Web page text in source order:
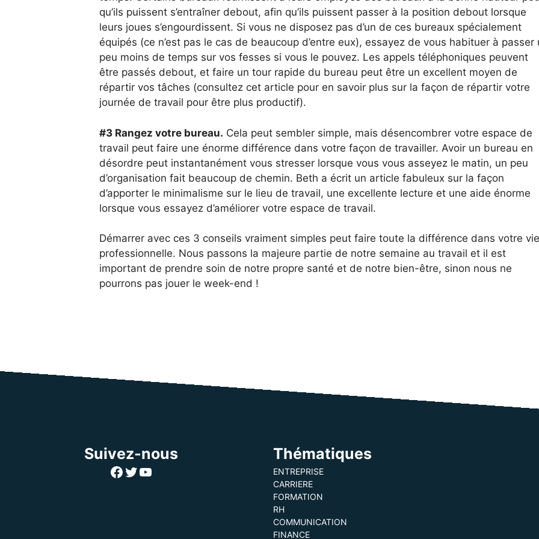
qu’ils puissent s’entraîner debout, afin qu’ils puissent passer à la position debout lorsque
leurs joues s’engourdissent. Si vous ne disposez pas d’un de ces bureaux spécialement
équipés (ce n’est pas le cas de beaucoup d’entre eux), essayez de vous habituer à passer
peu moins de temps sur vos fesses si vous le pouvez. Les appels téléphoniques peuvent
être passés debout, et faire un tour rapide du bureau peut être un excellent moyen de
répartir vos tâches (consultez cet article pour en savoir plus sur la façon de répartir votre
journée de travail pour être plus productif).
#3 Rangez votre bureau. Cela peut sembler simple, mais désencombrer votre espace de
travail peut faire une énorme différence dans votre façon de travailler. Avoir un bureau en
désordre peut instantanément vous stresser lorsque vous vous asseyez le matin, un peu
d’organisation fait beaucoup de chemin. Beth a écrit un article fabuleux sur la façon
d’apporter le minimalisme sur le lieu de travail, une excellente lecture et une aide énorme
lorsque vous essayez d’améliorer votre espace de travail.
Démarrer avec ces 3 conseils vraiment simples peut faire toute la différence dans votre vie
professionnelle. Nous passons la majeure partie de notre semaine au travail et il est
important de prendre soin de notre propre santé et de notre bien-être, sinon nous ne
pourrons pas jouer le week-end !
Suivez-nous
Facebook
Twitter
YouTube
Thématiques
ENTREPRISE
CARRIERE
FORMATION
RH
COMMUNICATION
FINANCE